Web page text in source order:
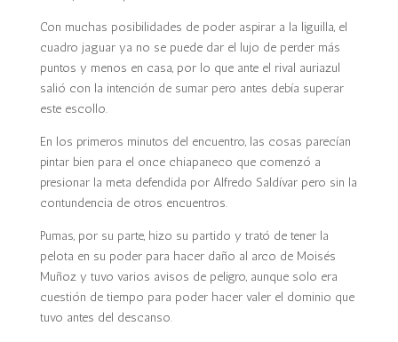
Con muchas posibilidades de poder aspirar a la liguilla, el
cuadro jaguar ya no se puede dar el lujo de perder más
puntos y menos en casa, por lo que ante el rival auriazul
salió con la intención de sumar pero antes debía superar
este escollo.
En los primeros minutos del encuentro, las cosas parecían
pintar bien para el once chiapaneco que comenzó a
presionar la meta defendida por Alfredo Saldívar pero sin la
contundencia de otros encuentros.
Pumas, por su parte, hizo su partido y trató de tener la
pelota en su poder para hacer daño al arco de Moisés
Muñoz y tuvo varios avisos de peligro, aunque solo era
cuestión de tiempo para poder hacer valer el dominio que
tuvo antes del descanso.